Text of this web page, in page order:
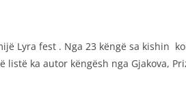
Lyra fest . Nga 23 këngë sa kishin
ka autor këngësh nga Gjakova,